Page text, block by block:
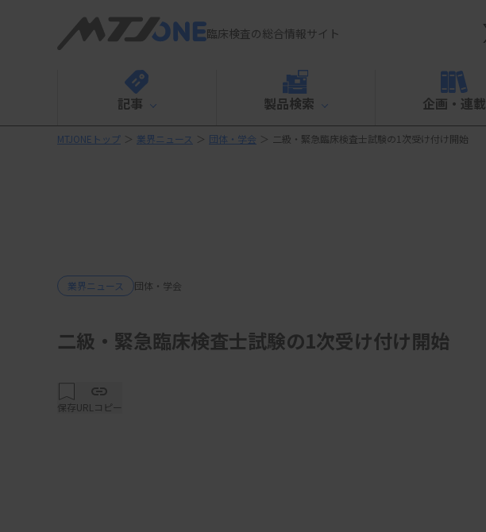
臨床検査の総合情報サイト
記事 製品検索 企画・連載
MTJONEトップ ＞ 業界ニュース ＞ 団体・学会 ＞ 二級・緊急臨床検査士試験の1次受け付け開始
業界ニュース 団体・学会
二級・緊急臨床検査士試験の1次受け付け開始
保存URLコピー